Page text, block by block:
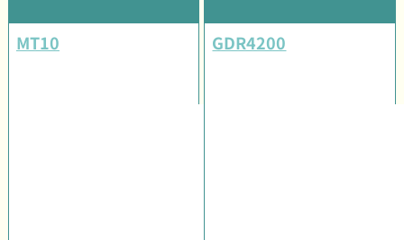
MT10 GDR4200